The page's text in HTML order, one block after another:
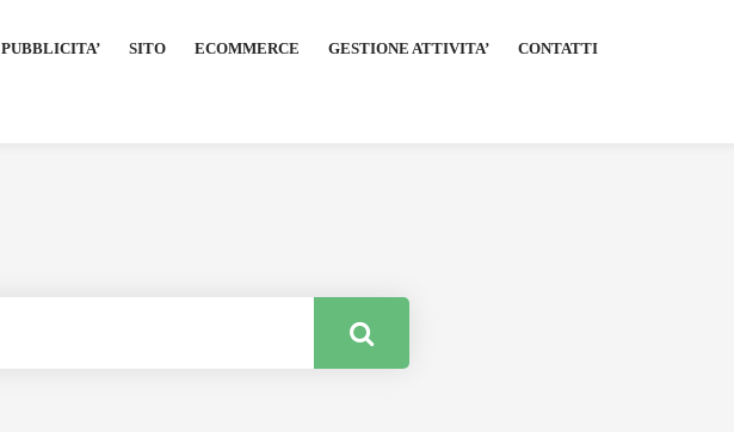
PUBBLICITA’ SITO ECOMMERCE GESTIONE ATTIVITA’ CONTATTI